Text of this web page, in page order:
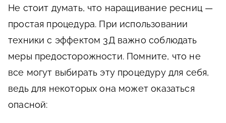
Не стоит думать, что наращивание ресниц —
простая процедура. При использовании
техники с эффектом 3Д важно соблюдать
меры предосторожности. Помните, что не
все могут выбирать эту процедуру для себя,
ведь для некоторых она может оказаться
опасной: